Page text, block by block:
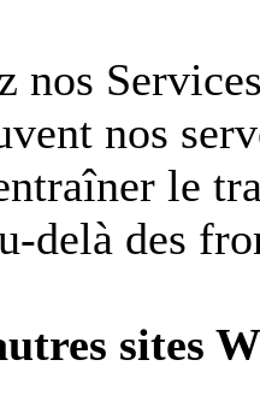
nos
nos
le
delà des
sites